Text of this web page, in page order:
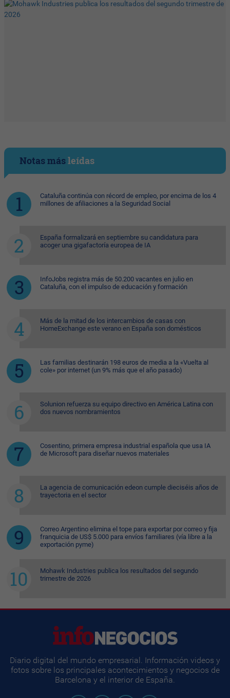
Notas másleídas
Cataluña continúa con récord de empleo, por encima de los 4
millones de afiliaciones a la Seguridad Social
España formalizará en septiembre su candidatura para
acoger una gigafactoría europea de IA
InfoJobs registra más de 50.200 vacantes en julio en
Cataluña, con el impulso de educación y formación
Más de la mitad de los intercambios de casas con
HomeExchange este verano en España son domésticos
Las familias destinarán 198 euros de media a la «Vuelta al
cole» por internet (un 9% más que el año pasado)
Solunion refuerza su equipo directivo en América Latina con
dos nuevos nombramientos
Cosentino, primera empresa industrial española que usa IA
de Microsoft para diseñar nuevos materiales
La agencia de comunicación edeon cumple dieciséis años de
trayectoria en el sector
Correo Argentino elimina el tope para exportar por correo y fija
franquicia de US$ 5.000 para envíos familiares (vía libre a la
exportación pyme)
Mohawk Industries publica los resultados del segundo
trimestre de 2026
Diario digital del mundo empresarial. Información videos y
fotos sobre los principales acontecimientos y negocios de
Barcelona y el interior de España.